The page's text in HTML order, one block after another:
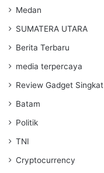
Medan
SUMATERA UTARA
Berita Terbaru
media terpercaya
Review Gadget Singkat
Batam
Politik
TNI
Cryptocurrency